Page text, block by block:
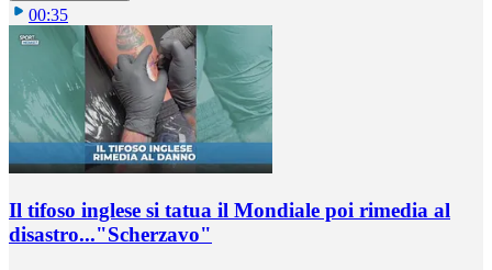
00:35
Il tifoso inglese si tatua il Mondiale poi rimedia al
disastro..."Scherzavo"